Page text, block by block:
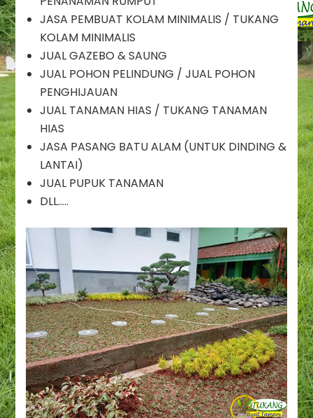
Dekorasi
Taman
Kelapa
/
Jasa
Renovasi
Taman
/
Jasa
Pembuatan
JASA PEMBUAT KOLAM MINIMALIS / TUKANG
KOLAM MINIMALIS
JUAL GAZEBO & SAUNG
JUAL POHON PELINDUNG / JUAL POHON
PENGHIJAUAN
JUAL TANAMAN HIAS / TUKANG TANAMAN
HIAS
JASA PASANG BATU ALAM (UNTUK DINDING &
LANTAI)
JUAL PUPUK TANAMAN
DLL…..